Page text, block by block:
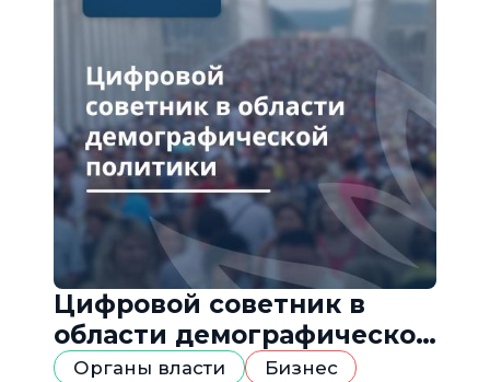
Цифровой советник в
области демографической
политики
Органы власти
Бизнес